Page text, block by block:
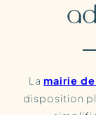
La mairie
disposition